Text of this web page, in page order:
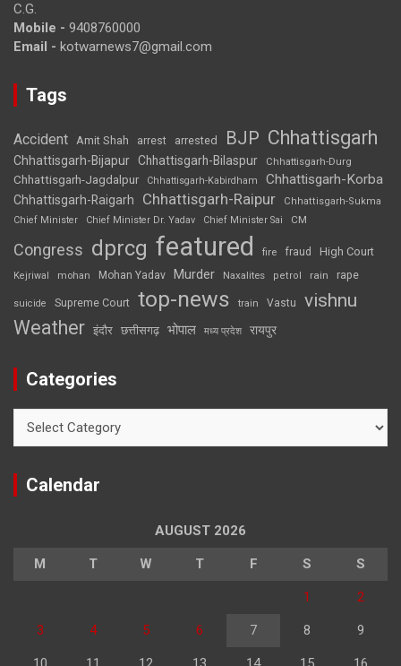
C.G.
Mobile - 9408760000
Email - kotwarnews7@gmail.com
Tags
Accident Amit Shah arrest arrested BJP Chhattisgarh
Chhattisgarh-Bijapur Chhattisgarh-Bilaspur Chhattisgarh-Durg
Chhattisgarh-Jagdalpur Chhattisgarh-Kabirdham Chhattisgarh-Korba
Chhattisgarh-Raigarh Chhattisgarh-Raipur
Chhattisgarh-Sukma
Chief Minister
Chief Minister Dr. Yadav Chief Minister Sai CM
Congress dprcg featured fire fraud High Court
Kejriwal mohan Mohan Yadav Murder Naxalites petrol rain rape
suicide Supreme Court top-news train Vastu vishnu
Weather इंदौर छत्तीसगढ़ भोपाल मध्य प्रदेश रायपुर
Categories
Calendar
AUGUST 2026
M T W T F S S
1 2
3 4 5 6 7 8 9